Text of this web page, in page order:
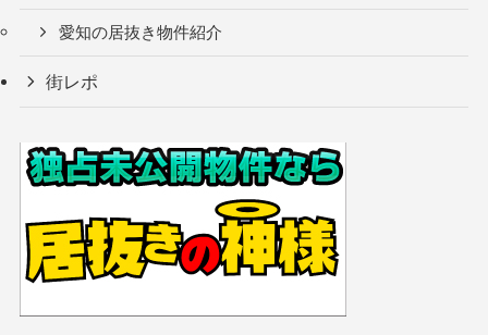
愛知の居抜き物件紹介
街レポ